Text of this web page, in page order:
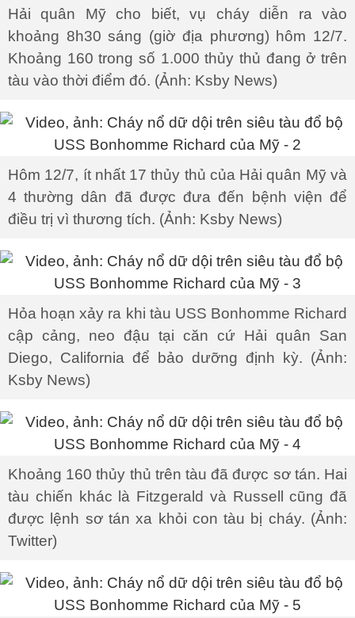
Hải quân Mỹ cho biết, vụ cháy diễn ra vào
khoảng 8h30 sáng (giờ địa phương) hôm 12/7.
Khoảng 160 trong số 1.000 thủy thủ đang ở trên
tàu vào thời điểm đó. (Ảnh: Ksby News)
Hôm 12/7, ít nhất 17 thủy thủ của Hải quân Mỹ và
4 thường dân đã được đưa đến bệnh viện để
điều trị vì thương tích. (Ảnh: Ksby News)
Hỏa hoạn xảy ra khi tàu USS Bonhomme Richard
cập cảng, neo đậu tại căn cứ Hải quân San
Diego, California để bảo dưỡng định kỳ. (Ảnh:
Ksby News)
Khoảng 160 thủy thủ trên tàu đã được sơ tán. Hai
tàu chiến khác là Fitzgerald và Russell cũng đã
được lệnh sơ tán xa khỏi con tàu bị cháy. (Ảnh:
Twitter)